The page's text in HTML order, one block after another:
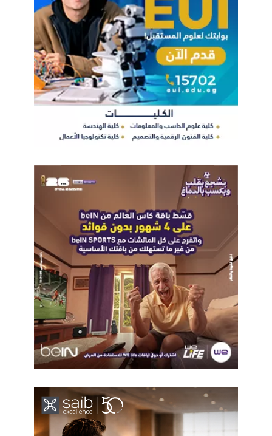
بالبث المباشر عبر #Bothies مباشرة على وسائل التواصل
الإجتماعي ولمشاركة جانبي القصة خلال اللحظة. يستخدم هاتف نوكيا
6.1 بلس (Nokia 6.1 Plus) تحسينات الذكاء الإصطناعي ليضفي
الحيوية على قصصك باستخدام الفلترات المرحة والأقتعة
والشخصيات ثلاثية الأبعاد، ذلك بالإضافة إلى إضاءة الصور الشخصية
التي تضفي تأثيرات ضوئية خلابة على الصور.
هواتف نوكيا التي تعمل بنظام آندرويد ونAndroid One، وبالتالي
أنه سيبقى مواكباً لآخر التحديثات على مدى 3 سنوات عبر دفعات
التحديثات الأمنية شهرياً، هذا إلى جانب سنتين مضمونتين من
لكافة هواتف نوكيا الذكية التي تعمل بنظام التشغيل أندرويد
ونAndroid One، فإنها توفر عمر بطارية أطول وسعة تخزين
إضافية، وذلك بفضل العدد المحدود من التطبيقات المحملّة مسبقاً
في الهاتف. كما ستحصل على أفضل ما يمكن أن يقدمه هاتف ذكي،
مع أحدث الخدمات من جوجل، مثل مساعد جوجل Google
Assistant وصور جوجل Google Photos التي توفر سعة تخزين لا
محدودة للصور العالية الجودة.
كما ستمكنك ميزة آندرويد أوريو آوت أوف ذا بوكس Android Oreo™
out of the box من الإستمتاع بأحدث المزايا التي تشمل عدسة
جوجل Google Lens وميزة صورة داخل صورة picture-in-
لاستكشاف وتشغيل التطبيقات التي تقدم أقل احتكاك، إلى جانب
مزايا توفير طاقة البطارية التي تشمل الحد من التطبيقات التي تعمل
في الخلفية. كما أنه جاهز لنظام Android Pie.